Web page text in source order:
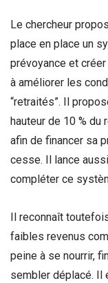
Le chercheur
place en place un
prévoyance et
à améliorer les
“retraités”. Il
hauteur de 10 % du
afin de financer sa
cesse. Il lance
compléter ce
Il reconnaît
faibles revenus
peine à se nourrir,
sembler déplacé. Il